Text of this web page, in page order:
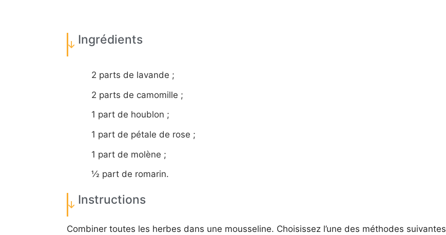
Ingrédients
2 parts de lavande ;
2 parts de camomille ;
1 part de houblon ;
1 part de pétale de rose ;
1 part de molène ;
½ part de romarin.
Instructions
Combiner toutes les herbes dans une mousseline. Choisissez l’une des méthodes suivantes